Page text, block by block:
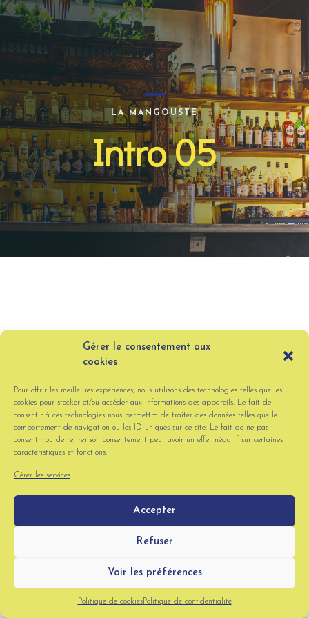
Gérer le consentement aux
cookies
Pour offrir les meilleures expériences, nous utilisons des technologies telles que les
cookies pour stocker et/ou accéder aux informations des appareils. Le fait de
consentir à ces technologies nous permettra de traiter des données telles que le
comportement de navigation ou les ID uniques sur ce site. Le fait de ne pas
consentir ou de retirer son consentement peut avoir un effet négatif sur certaines
caractéristiques et fonctions.
Gérer les services
Accepter
Refuser
Voir les préférences
Politique de cookiesPolitique de confidentialité
LA MANGOUSTE
Intro 05